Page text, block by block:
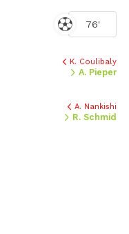
76'
K. Coulibaly
A. Pieper
A. Nankishi
R. Schmid